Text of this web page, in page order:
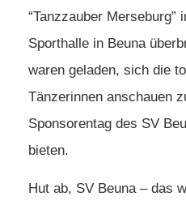
“Tanzzauber Merseburg”
Sporthalle in Beuna
waren geladen, sich die
Tänzerinnen anschauen
Sponsorentag des SV
bieten.
Hut ab, SV Beuna – das